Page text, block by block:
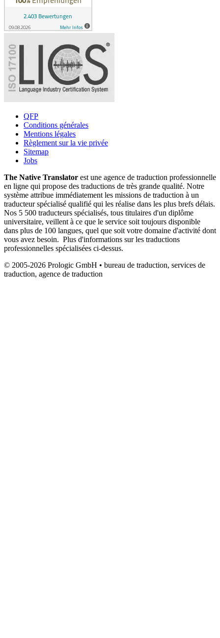
QFP
Conditions générales
Mentions légales
Règlement sur la vie privée
Sitemap
Jobs
The Native Translator est une agence de traduction professionnelle
en ligne qui propose des traductions de très grande qualité. Notre
système attribue immédiatement les missions de traduction à un
traducteur spécialisé qualifié qui les réalise dans les plus brefs délais.
Nos 5 500 traducteurs spécialisés, tous titulaires d'un diplôme
universitaire, veillent à ce que le service soit toujours disponible
dans plus de 100 langues, quel que soit votre domaine d'activité dont
vous avez besoin. Plus d'informations sur les traductions
professionnelles spécialisées ci-dessus.
© 2005-2026 Prologic GmbH • bureau de traduction, services de
traduction, agence de traduction